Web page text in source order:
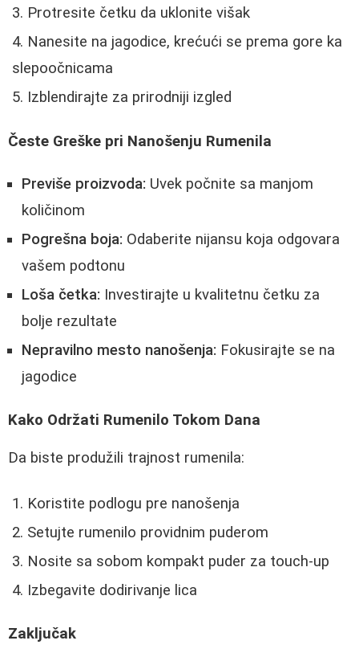
Protresite četku da uklonite višak
Nanesite na jagodice, krećući se prema gore ka
slepoočnicama
Izblendirajte za prirodniji izgled
Česte Greške pri Nanošenju Rumenila
Previše proizvoda: Uvek počnite sa manjom
količinom
Pogrešna boja: Odaberite nijansu koja odgovara
vašem podtonu
Loša četka: Investirajte u kvalitetnu četku za
bolje rezultate
Nepravilno mesto nanošenja: Fokusirajte se na
jagodice
Kako Održati Rumenilo Tokom Dana
Da biste produžili trajnost rumenila:
Koristite podlogu pre nanošenja
Setujte rumenilo providnim puderom
Nosite sa sobom kompakt puder za touch-up
Izbegavite dodirivanje lica
Zaključak